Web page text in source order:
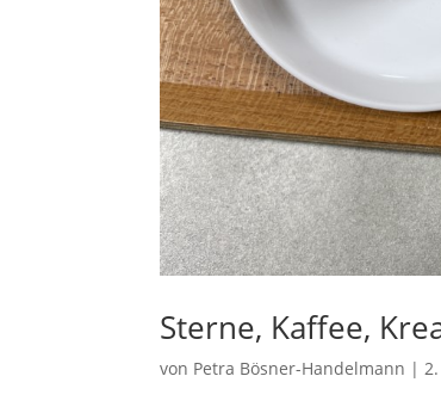
Sterne, Kaffee,
von Petra Bösner-Handelmann |